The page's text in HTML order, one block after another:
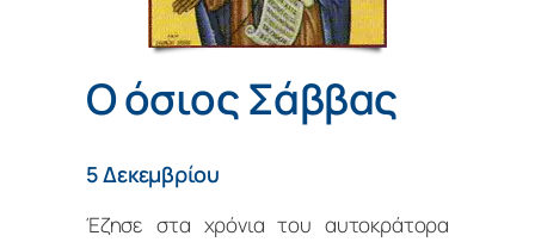
Ο όσιος Σάββας
5 Δεκεμβρίου
Έζησε στα χρόνια του αυτοκράτορα